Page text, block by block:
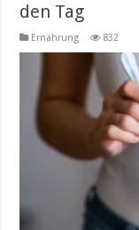
den Tag
Ernährung 832